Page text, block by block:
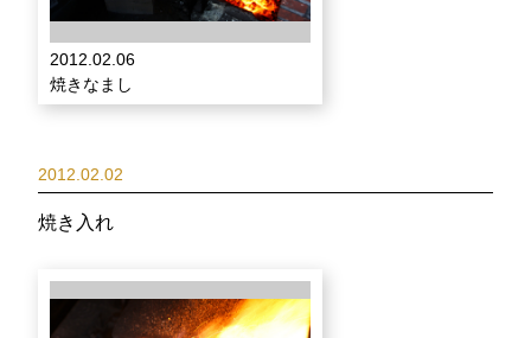
2012.02.06
焼きなまし
2012.02.02
焼き入れ